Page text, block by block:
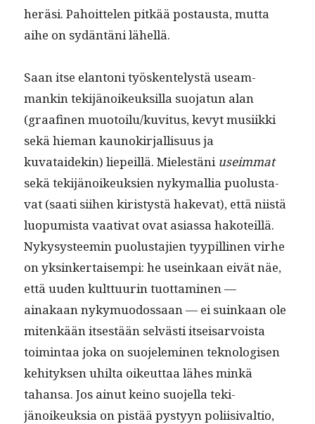
heräsi. Pahoit­te­len pitkää postaus­ta, mut­ta
aihe on sydän­täni lähellä.
Saan itse elan­toni työsken­telystä use­am­
mankin tek­i­jänoikeuk­sil­la suo­jatun alan
(graafinen muotoilu/kuvitus, kevyt musi­ik­ki
sekä hie­man kaunokir­jal­lisu­us ja
kuvataidekin) liepeil­lä. Mielestäni useim­mat
sekä tek­i­jänoikeuk­sien nyky­mallia puo­lus­ta­
vat (saati siihen kiristys­tä hake­vat), että niistä
luop­umista vaa­ti­vat ovat asi­as­sa hakoteil­lä.
Nykysys­teemin puo­lus­ta­jien tyyp­illi­nen virhe
on yksinker­taisem­pi: he useinkaan eivät näe,
että uuden kult­tuurin tuot­ta­mi­nen —
ainakaan nyky­muo­dos­saan — ei suinkaan ole
mitenkään itses­tään selvästi itseis­ar­voista
toim­intaa joka on suo­jelem­i­nen tek­nol­o­gisen
kehi­tyk­sen uhil­ta oikeut­taa läh­es minkä
tahansa. Jos ain­ut keino suo­jel­la tek­i­
jänoikeuk­sia on pistää pystyyn poli­isi­val­tio,